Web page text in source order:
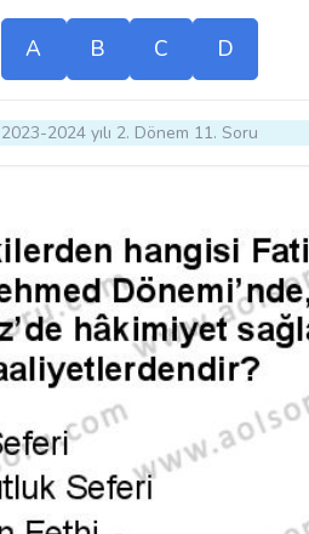
A B C D
2023-2024 yılı 2. Dönem 11. Soru